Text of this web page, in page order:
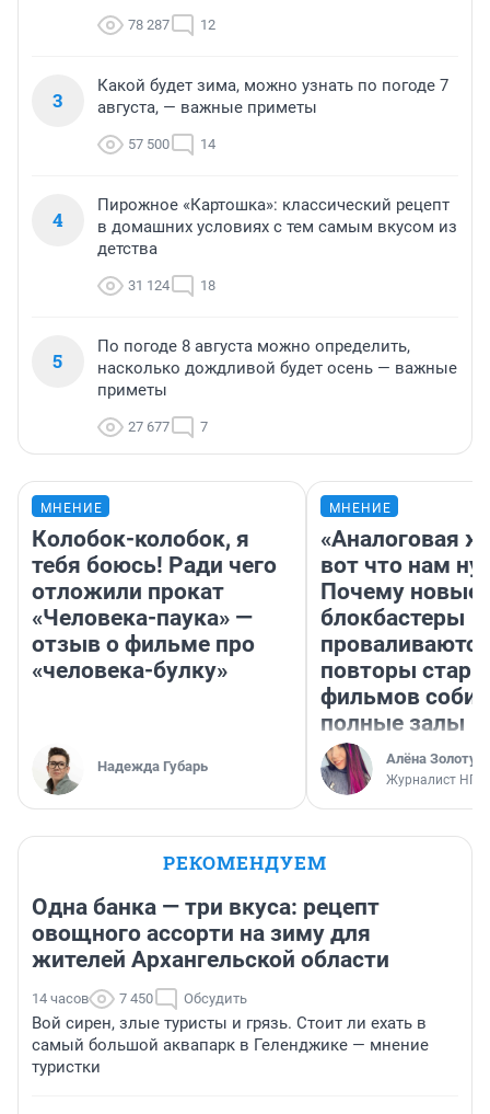
78 287 12
3
Какой будет зима, можно узнать по погоде 7
августа, — важные приметы
57 500 14
4
Пирожное «Картошка»: классический рецепт
в домашних условиях с тем самым вкусом из
детства
31 124 18
5
По погоде 8 августа можно определить,
насколько дождливой будет осень — важные
приметы
27 677 7
МНЕНИЕ
Колобок-колобок, я
тебя боюсь! Ради чего
отложили прокат
«Человека-паука» —
отзыв о фильме про
«человека-булку»
Надежда Губарь
МНЕНИЕ
«Аналоговая
вот что нам
Почему новые
блокбастеры
повторы
фильмов
полные залы
Алёна
Журналист НГС
РЕКОМЕНДУЕМ
Одна банка — три вкуса: рецепт
овощного ассорти на зиму для
жителей Архангельской области
14 часов 7 450 Обсудить
Вой сирен, злые туристы и грязь. Стоит ли ехать в
самый большой аквапарк в Геленджике — мнение
туристки